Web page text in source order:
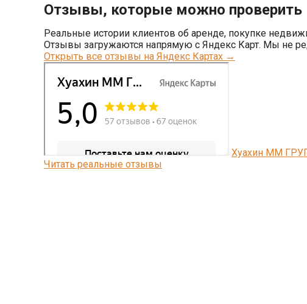
Отзывы, которые можно проверить
Реальные истории клиентов об аренде, покупке
Отзывы загружаются напрямую с Яндекс Карт. Мы не
Открыть все отзывы на Яндекс Картах →
Хуахин ММ
Читать реальные отзывы